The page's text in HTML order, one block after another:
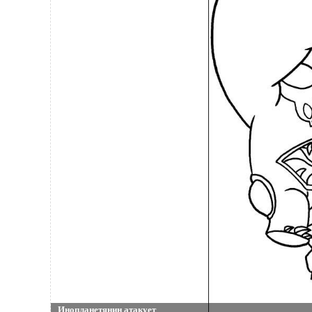
Инопланетянин атакует